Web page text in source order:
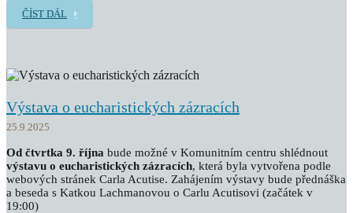
ČÍST DÁL
Výstava o eucharistických zázracích
25.9.2025
Od čtvrtka 9. října bude možné v Komunitním centru shlédnout
výstavu o eucharistických zázracích, která byla vytvořena podle
webových stránek Carla Acutise. Zahájením výstavy bude přednáška
a beseda s Katkou Lachmanovou o Carlu Acutisovi (začátek v
19:00)